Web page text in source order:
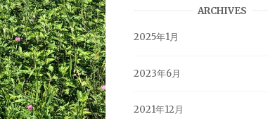
ARCHIVES
2025年1月
2023年6月
2021年12月